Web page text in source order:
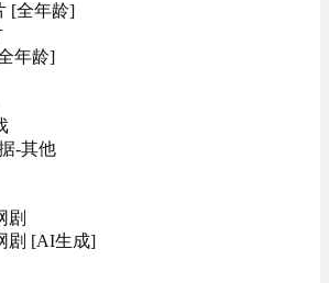
[全年龄]
年龄]
-其他
剧
剧 [AI生成]